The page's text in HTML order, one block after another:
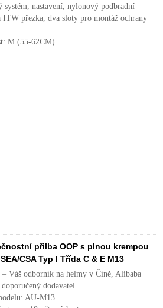
systém, nastavení, nylonový podbradní
ITW přezka, dva sloty pro montáž ochrany
M (55-62CM)
přilba OOP s plnou krempou
CSA Typ l Třída C & E M13
Váš odborník na helmy v Číně, Alibaba
doporučený dodavatel.
AU-M13